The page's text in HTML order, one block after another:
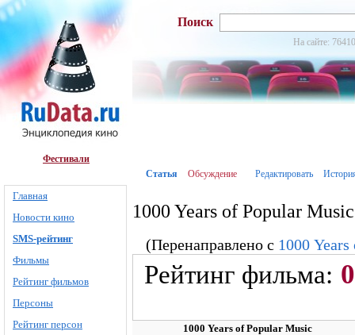
Фестивали
Главная
Новости кино
SMS-рейтинг
Фильмы
Рейтинг фильмов
Персоны
Рейтинг персон
Поиск
На сайте:
Статья Обсуждение Редактировать
1000 Years of Popular
(Перенаправлено с 1000
Рейтинг фильма: 0
1000 Years of Popular Music